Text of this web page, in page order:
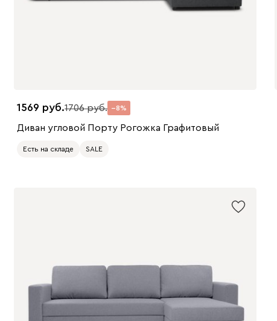
1569 1706 8
Диван угловой Порту Рогожка Графитовый
Есть на складе SALE